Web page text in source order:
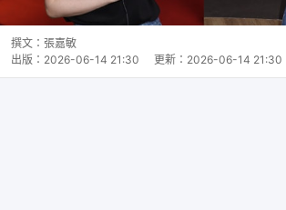
撰文： 張嘉敏
出版： 2026-06-14 21:30 更新： 2026-06-14 21:30